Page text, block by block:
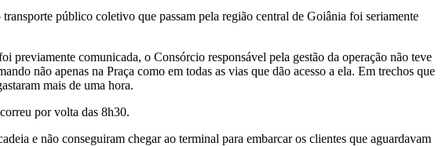
público coletivo que passam pela região central de Goiânia foi seriamente
comunicada, o Consórcio responsável pela gestão da operação não teve
não apenas na Praça como em todas as vias que dão acesso a ela. Em trechos que
mais de uma hora.
por volta das 8h30.
e não conseguiram chegar ao terminal para embarcar os clientes que aguardavam